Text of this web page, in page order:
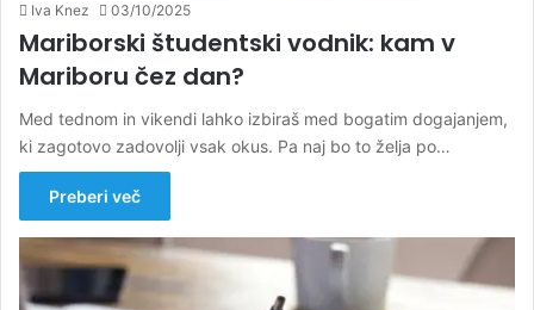
Iva Knez 03/10/2025
Mariborski študentski vodnik: kam v
Mariboru čez dan?
Med tednom in vikendi lahko izbiraš med bogatim dogajanjem,
ki zagotovo zadovolji vsak okus. Pa naj bo to želja po…
Preberi več